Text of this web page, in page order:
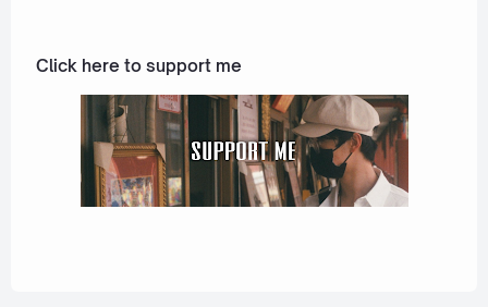
Click here to support me